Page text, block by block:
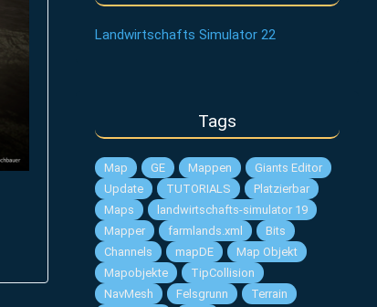
Landwirtschafts Simulator 22
Tags
Map GE Mappen
Giants Editor
Update
TUTORIALS
Platzierbar
Maps
landwirtschafts-simulator 19
Mapper
farmlands.xml
Bits
Channels
mapDE
Map Objekt
Mapobjekte
TipCollision
NavMesh
Felsgrunn
Terrain